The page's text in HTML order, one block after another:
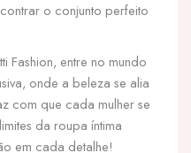
o conjunto perfeito
Fashion, entre no mundo
onde a beleza se alia
com que cada mulher se
da roupa íntima
em cada detalhe!